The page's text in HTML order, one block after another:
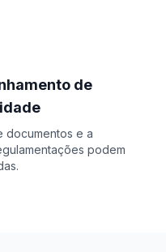
de
documentos e a
podem